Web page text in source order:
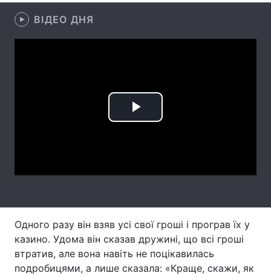
Україна Політика
Відео з Youtube Статті
ВІДЕО ДНЯ
Play
Одного разу він взяв усі свої гроші і програв їх у
казино. Удома він сказав дружині, що всі гроші
втратив, але вона навіть не поцікавилась
подробицями, а лише сказала: «Краще, скажи, як